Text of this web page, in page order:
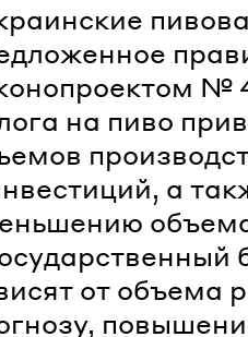
№
на пиво
а
от объема